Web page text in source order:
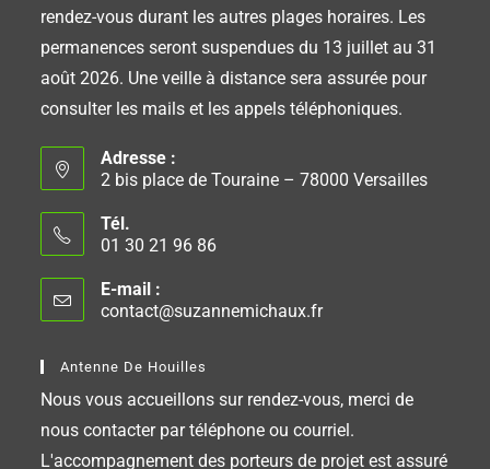
rendez-vous durant les autres plages horaires. Les
permanences seront suspendues du 13 juillet au 31
août 2026. Une veille à distance sera assurée pour
consulter les mails et les appels téléphoniques.
Adresse :
2 bis place de Touraine – 78000 Versailles
Tél.
01 30 21 96 86
E-mail :
contact@suzannemichaux.fr
Antenne De Houilles
Nous vous accueillons sur rendez-vous, merci de
nous contacter par téléphone ou courriel.
L'accompagnement des porteurs de projet est assuré